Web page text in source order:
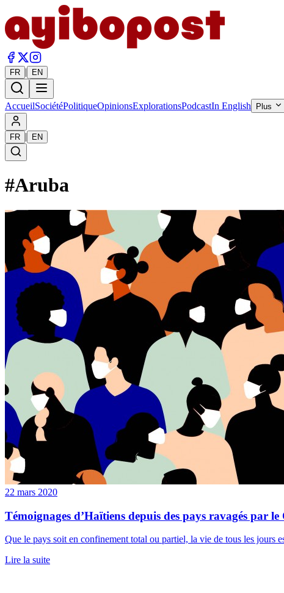
FR | EN
AccueilSociétéPolitiqueOpinionsExplorationsPodcastIn English Plus
FR | EN
#Aruba
22 mars 2020
Témoignages d’Haïtiens depuis des pays ravagés par
Que le pays soit en confinement total ou partiel, la vie de tous les jours
Lire la suite